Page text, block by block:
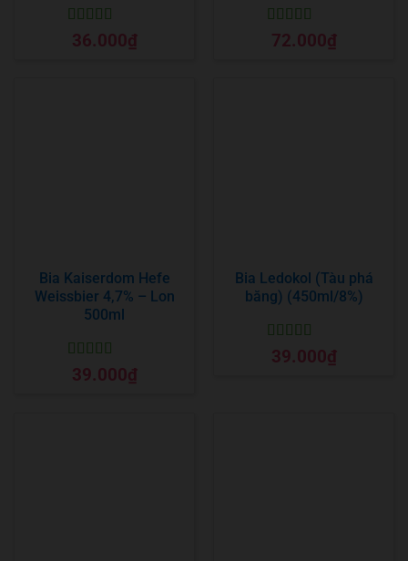
Được xếp
hạng 5 5 sao
36.000₫
Được xếp
hạng 5 5 sao
72.000₫
Bia Kaiserdom Hefe
Weissbier 4,7% – Lon
500ml
Được xếp
hạng 5 5 sao
39.000₫
Bia Ledokol (Tàu phá
băng) (450ml/8%)
Được xếp
hạng 5 5 sao
39.000₫